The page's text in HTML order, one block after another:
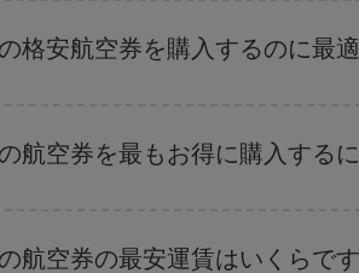
た、週末のご旅行をお考えなら 出来るだけ早い時
格安航空券を購入するのに最
券がより格安となります。 また、日付や時間帯
航空券を最もお得に購入する
購入がとても重要です。
航空券の最安運賃はいくらで